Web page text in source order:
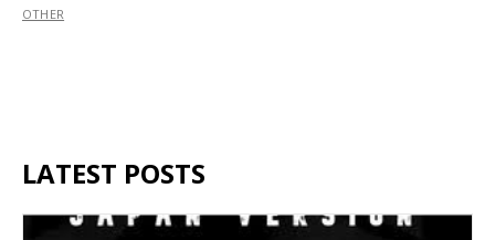
OTHER
LATEST POSTS